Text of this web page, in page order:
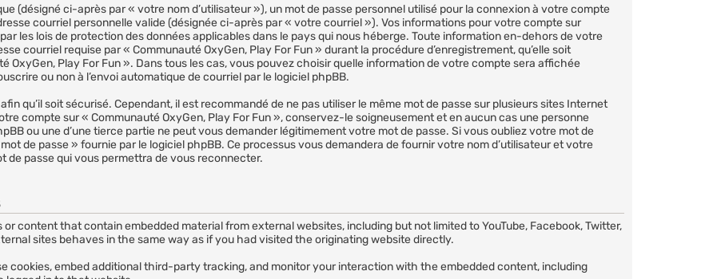
(désigné ci-après par « votre nom d’utilisateur »), un mot de passe personnel utilisé pour la connexion à votre compte
courriel personnelle valide (désignée ci-après par « votre courriel »). Vos informations pour votre compte sur
les lois de protection des données applicables dans le pays qui nous héberge. Toute information en-dehors de votre
courriel requise par « Communauté OxyGen, Play For Fun » durant la procédure d’enregistrement, qu’elle soit
OxyGen, Play For Fun ». Dans tous les cas, vous pouvez choisir quelle information de votre compte sera affichée
ou non à l’envoi automatique de courriel par le logiciel phpBB.
qu’il soit sécurisé. Cependant, il est recommandé de ne pas utiliser le même mot de passe sur plusieurs sites Internet
compte sur « Communauté OxyGen, Play For Fun », conservez-le soigneusement et en aucun cas une personne
ou une d’une tierce partie ne peut vous demander légitimement votre mot de passe. Si vous oubliez votre mot de
de passe » fournie par le logiciel phpBB. Ce processus vous demandera de fournir votre nom d’utilisateur et votre
de passe qui vous permettra de vous reconnecter.
or content that contain embedded material from external websites, including but not limited to YouTube, Facebook, Twitter,
sites behaves in the same way as if you had visited the originating website directly.
cookies, embed additional third-party tracking, and monitor your interaction with the embedded content, including